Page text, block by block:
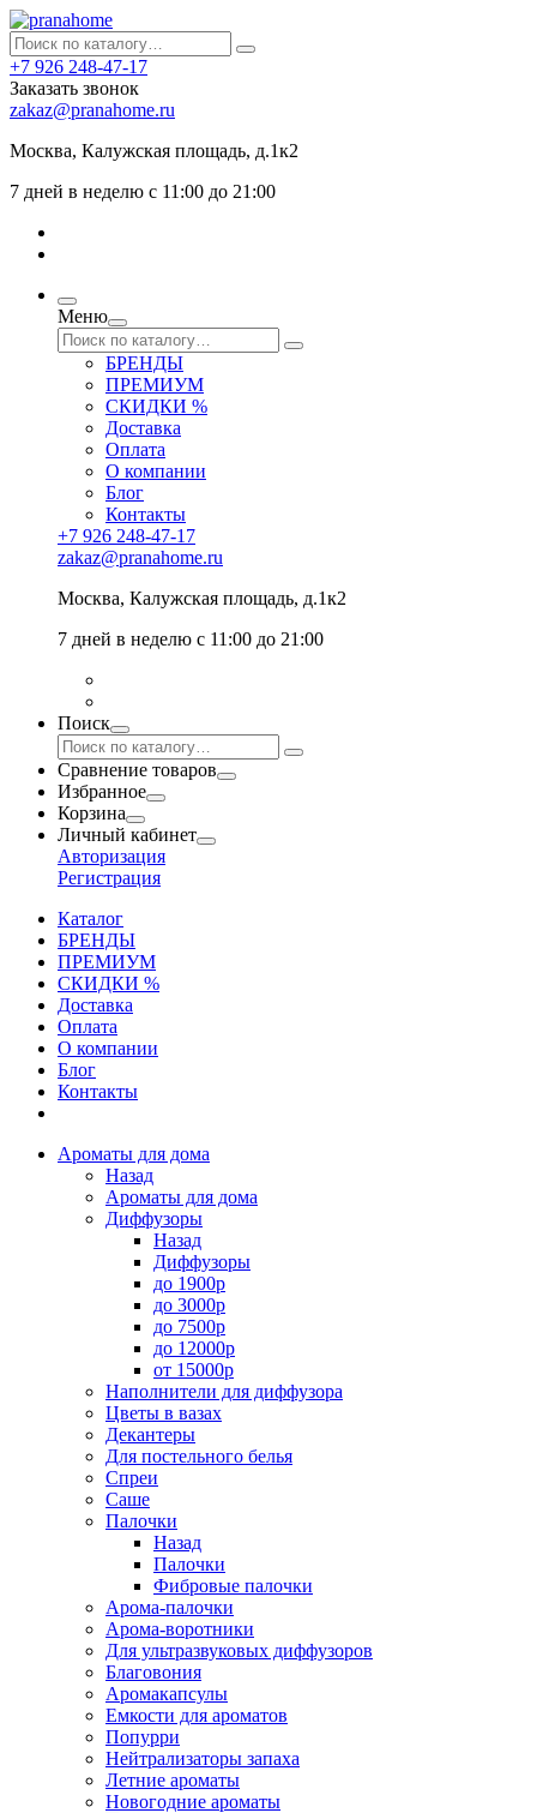
+7 926 248-47-17
Заказать звонок
zakaz@pranahome.ru
Москва, Калужская площадь, д.1к2
7 дней в неделю с 11:00 до 21:00
Меню
БРЕНДЫ
ПРЕМИУМ
СКИДКИ %
Доставка
Оплата
О компании
Блог
Контакты
+7 926 248-47-17
zakaz@pranahome.ru
Москва, Калужская площадь, д.1к2
7 дней в неделю с 11:00 до 21:00
Поиск
Сравнение товаров
Избранное
Корзина
Личный кабинет
Авторизация
Регистрация
Каталог
БРЕНДЫ
ПРЕМИУМ
СКИДКИ %
Доставка
Оплата
О компании
Блог
Контакты
Ароматы для дома
Назад
Ароматы для дома
Диффузоры
Назад
Диффузоры
до 1900р
до 3000р
до 7500р
до 12000р
от 15000р
Наполнители для диффузора
Цветы в вазах
Декантеры
Для постельного белья
Спреи
Саше
Палочки
Назад
Палочки
Фибровые палочки
Арома-палочки
Арома-воротники
Для ультразвуковых диффузоров
Благовония
Аромакапсулы
Емкости для ароматов
Попурри
Нейтрализаторы запаха
Летние ароматы
Новогодние ароматы